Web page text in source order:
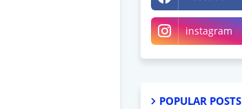
instagram
POPULAR POSTS